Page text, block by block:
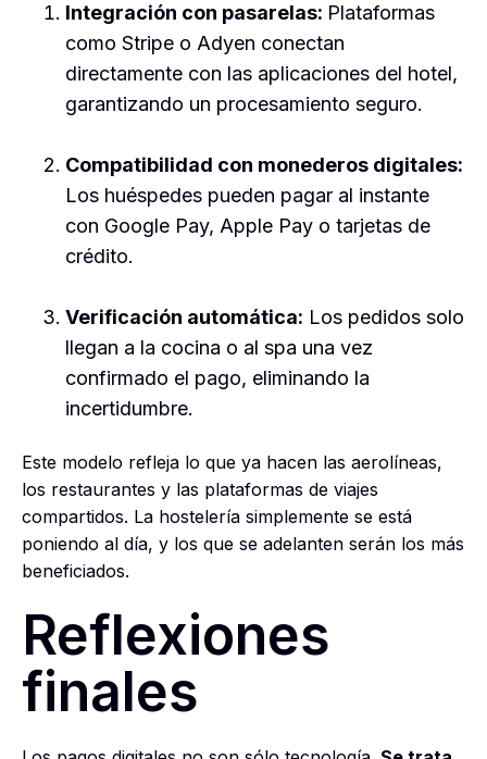
Integración con pasarelas: Plataformas
como Stripe o Adyen conectan
directamente con las aplicaciones del hotel,
garantizando un procesamiento seguro.
Compatibilidad con monederos digitales:
Los huéspedes pueden pagar al instante
con Google Pay, Apple Pay o tarjetas de
crédito.
Verificación automática: Los pedidos solo
llegan a la cocina o al spa una vez
confirmado el pago, eliminando la
incertidumbre.
Este modelo refleja lo que ya hacen las aerolíneas,
los restaurantes y las plataformas de viajes
compartidos. La hostelería simplemente se está
poniendo al día, y los que se adelanten serán los más
beneficiados.
Reflexiones
finales